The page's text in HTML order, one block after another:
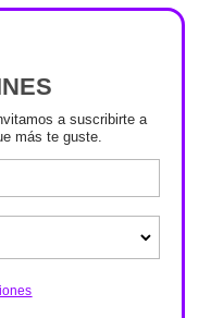
a suscribirte a
más te guste.